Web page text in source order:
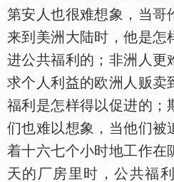
第安人也很难想象，当哥
来到美洲大陆时，他是怎
进公共福利的；非洲人更
求个人利益的欧洲人贩卖
福利是怎样得以促进的；
们也难以想象，当他们被
着十六七个小时地工作在
天的厂房里时，公共福